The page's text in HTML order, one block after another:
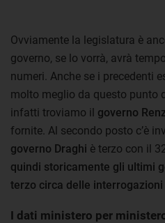
Ovviamente la legislatura è
governo, se lo vorrà, avrà
numeri. Anche se i precedenti
molto meglio da questo punto
infatti troviamo il governo
fornite. Al secondo posto c’è
governo Draghi è terzo con il
quindi storicamente gli ultimi
terzo circa delle
I dati ministero per